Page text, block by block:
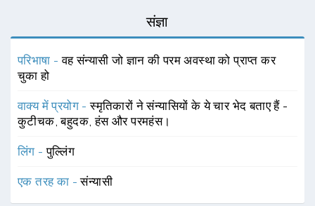
संज्ञा
परिभाषा -वह संन्यासी जो ज्ञान की परम अवस्था को प्राप्त कर
चुका हो
वाक्य में प्रयोग -स्मृतिकारों ने संन्यासियों के ये चार भेद बताए हैं -
कुटीचक, बहुदक, हंस और परमहंस।
लिंग -पुल्लिंग
एक तरह का -संन्यासी